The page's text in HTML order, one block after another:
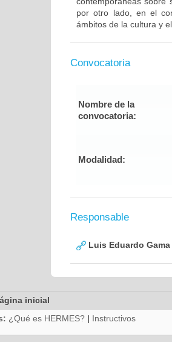
por otro lado, en el
ámbitos de la cultura y
Convocatoria
Nombre de la
convocatoria:
Modalidad:
Responsable
Luis Eduardo
inicial
¿Qué es HERMES? | Instructivos